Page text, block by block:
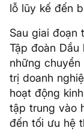
lỗ lũy kế đến
Sau giai đoạn
Tập đoàn Dầu
những
trị doanh
hoạt động
tập trung vào
đến tối ưu hệ